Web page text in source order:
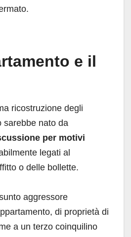
e il
ricostruzione degli
sarebbe nato da
per motivi
legati al
o delle bollette.
aggressore
di proprietà di
a un terzo coinquilino